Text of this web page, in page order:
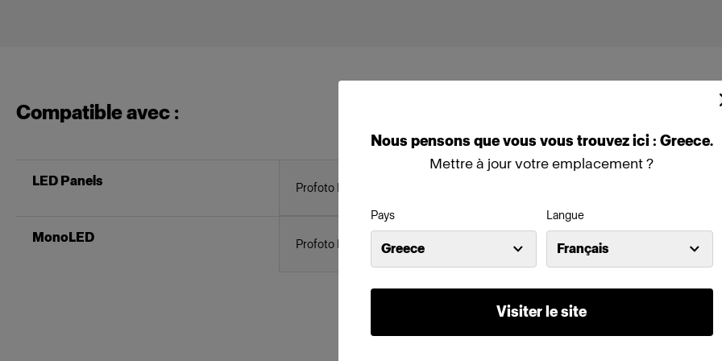
Nous pensons quevous vous trouvezici : Greece.
Mettre à jour votre emplacement ?
Pays
Greece
Langue
Français
Visiter le site
Compatible avec :
LED Panels Profoto ProPanel 3x2 (2000W)
MonoLED Profoto L1600D (1600W) Profoto L600C (600W)